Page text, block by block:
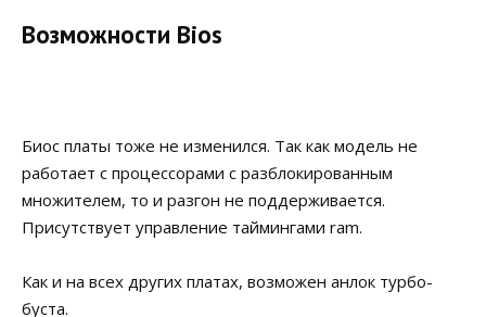
Возможности Bios
Биос платы тоже не изменился. Так как модель не
работает с процессорами с разблокированным
множителем, то и разгон не поддерживается.
Присутствует управление таймингами ram.
Как и на всех других платах, возможен анлок турбо-
буста.